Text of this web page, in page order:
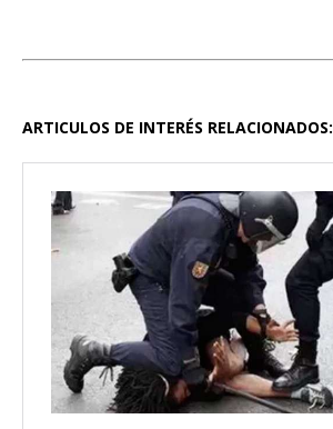
ARTICULOS DE INTERÉS RELACIONADOS: